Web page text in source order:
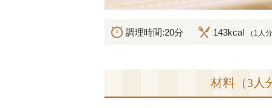
調理時間:20分 143kcal （1人
材料（3人